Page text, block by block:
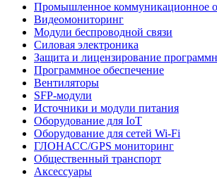
Промышленное коммуникационное
Видеомониторинг
Модули беспроводной связи
Силовая электроника
Защита и лицензирование
Программное обеспечение
Вентиляторы
SFP-модули
Источники и модули питания
Оборудование для IoT
Оборудование для сетей Wi-Fi
ГЛОНАСС/GPS мониторинг
Общественный транспорт
Аксессуары